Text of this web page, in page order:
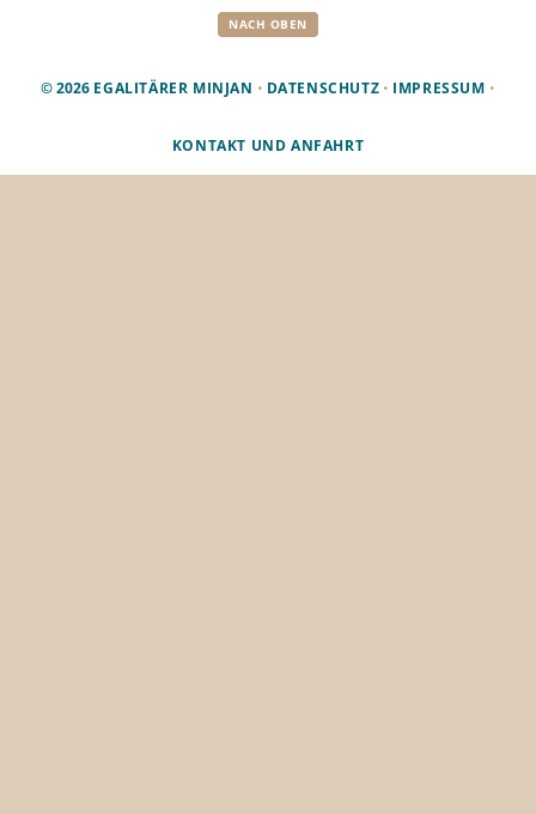
NACH OBEN
© 2026 EGALITÄRER MINJAN • DATENSCHUTZ • IMPRESSUM •
KONTAKT UND ANFAHRT